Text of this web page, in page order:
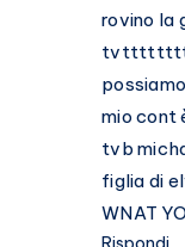
rovino la
mio cont
tvb
figlia di
WNAT